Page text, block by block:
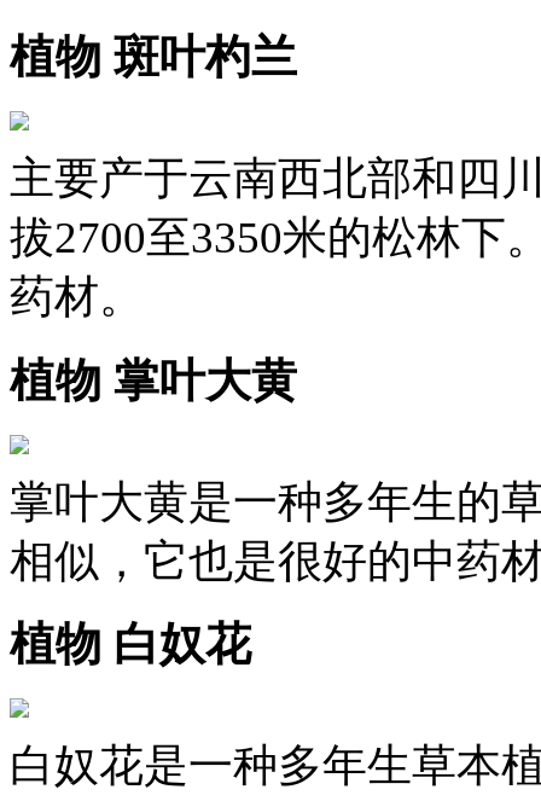
植物 斑叶杓兰
主要产于云南西北部和四
拔2700至3350米的松林下
药材。
植物 掌叶大黄
掌叶大黄是一种多年生的
相似，它也是很好的中药
植物 白奴花
白奴花是一种多年生草本